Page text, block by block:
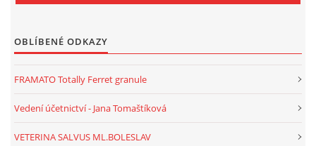
OBLÍBENÉ ODKAZY
FRAMATO Totally Ferret granule
Vedení účetnictví - Jana Tomaštíková
VETERINA SALVUS ML.BOLESLAV